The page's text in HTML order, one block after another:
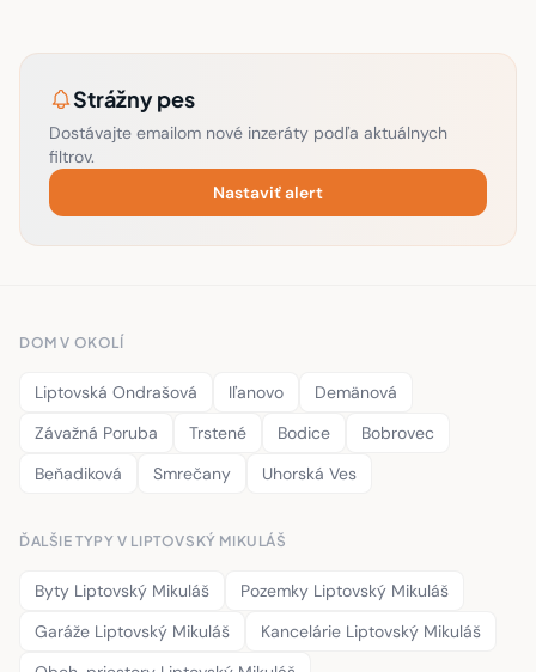
Strážny pes
Dostávajte emailom nové inzeráty podľa aktuálnych
filtrov.
Nastaviť alert
DOM V OKOLÍ
Liptovská Ondrašová Iľanovo
Demänová
Závažná Poruba
Trstené Bodice
Bobrovec
Beňadiková
Smrečany Uhorská Ves
ĎALŠIE TYPY V LIPTOVSKÝ MIKULÁŠ
Byty Liptovský Mikuláš
Pozemky Liptovský Mikuláš
Garáže Liptovský Mikuláš
Kancelárie Liptovský Mikuláš